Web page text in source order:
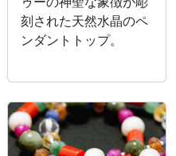
刻された天然水晶のペ
ンダントトップ。